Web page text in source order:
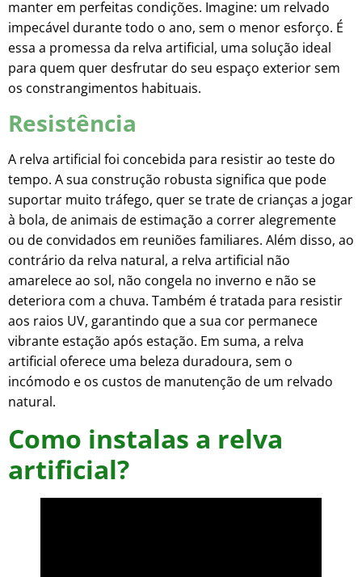
manter em perfeitas condições. Imagine: um relvado
impecável durante todo o ano, sem o menor esforço. É
essa a promessa da relva artificial, uma solução ideal
para quem quer desfrutar do seu espaço exterior sem
os constrangimentos habituais.
Resistência
A relva artificial foi concebida para resistir ao teste do
tempo. A sua construção robusta significa que pode
suportar muito tráfego, quer se trate de crianças a jogar
à bola, de animais de estimação a correr alegremente
ou de convidados em reuniões familiares. Além disso, ao
contrário da relva natural, a relva artificial não
amarelece ao sol, não congela no inverno e não se
deteriora com a chuva. Também é tratada para resistir
aos raios UV, garantindo que a sua cor permanece
vibrante estação após estação. Em suma, a relva
artificial oferece uma beleza duradoura, sem o
incómodo e os custos de manutenção de um relvado
natural.
Como instalas a relva
artificial?